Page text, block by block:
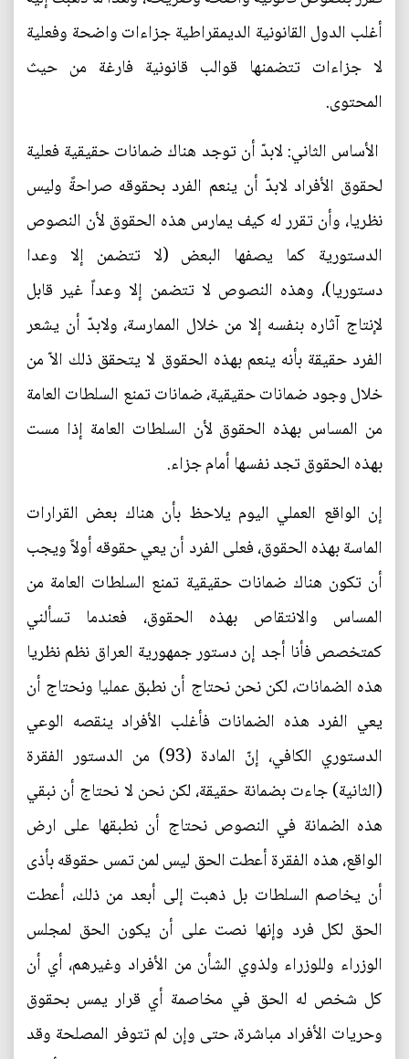
أغلب الدول القانونية الديمقراطية جزاءات واضحة وفعلية
لا جزاءات تتضمنها قوالب قانونية فارغة من حيث
المحتوى.
الأساس الثاني: لابدّ أن توجد هناك ضمانات حقيقية فعلية
لحقوق الأفراد لابدّ أن ينعم الفرد بحقوقه صراحةً وليس
نظريا، وأن تقرر له كيف يمارس هذه الحقوق لأن النصوص
الدستورية كما يصفها البعض (لا تتضمن إلا وعدا
دستوريا)، وهذه النصوص لا تتضمن إلا وعداً غير قابل
لإنتاج آثاره بنفسه إلا من خلال الممارسة، ولابدّ أن يشعر
الفرد حقيقة بأنه ينعم بهذه الحقوق لا يتحقق ذلك الاّ من
خلال وجود ضمانات حقيقية، ضمانات تمنع السلطات العامة
من المساس بهذه الحقوق لأن السلطات العامة إذا مست
بهذه الحقوق تجد نفسها أمام جزاء.
إن الواقع العملي اليوم يلاحظ بأن هناك بعض القرارات
الماسة بهذه الحقوق، فعلى الفرد أن يعي حقوقه أولاً ويجب
أن تكون هناك ضمانات حقيقية تمنع السلطات العامة من
المساس والانتقاص بهذه الحقوق، فعندما تسألني
كمتخصص فأنا أجد إن دستور جمهورية العراق نظم نظريا
هذه الضمانات، لكن نحن نحتاج أن نطبق عمليا ونحتاج أن
يعي الفرد هذه الضمانات فأغلب الأفراد ينقصه الوعي
الدستوري الكافي، إنّ المادة (93) من الدستور الفقرة
(الثانية) جاءت بضمانة حقيقة، لكن نحن لا نحتاج أن نبقي
هذه الضمانة في النصوص نحتاج أن نطبقها على ارض
الواقع، هذه الفقرة أعطت الحق ليس لمن تمس حقوقه بأذى
أن يخاصم السلطات بل ذهبت إلى أبعد من ذلك، أعطت
الحق لكل فرد وإنها نصت على أن يكون الحق لمجلس
الوزراء وللوزراء ولذوي الشأن من الأفراد وغيرهم، أي أن
كل شخص له الحق في مخاصمة أي قرار يمس بحقوق
وحريات الأفراد مباشرة، حتى وإن لم تتوفر المصلحة وقد